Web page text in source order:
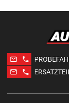
mail_outline phone
mail_outline
phone